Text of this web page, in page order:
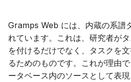
インストールとデプロイ
サーバー管理
データのインポート
データのエクスポート
ユーザーの管理
タイムライン
地図
タスクを編集する
タスクプロパティの一括変更
Gramps デスクトップのタス
染色体ブラウザ
Y-DNA
履歴
改訂履歴
外部検索
通知
フロントエンド
Gramps Web には、内蔵の系譜
れています。これは、研究者が
を付けるだけでなく、タスクを
るためのものです。これが理由
ータベース内のソースとして表